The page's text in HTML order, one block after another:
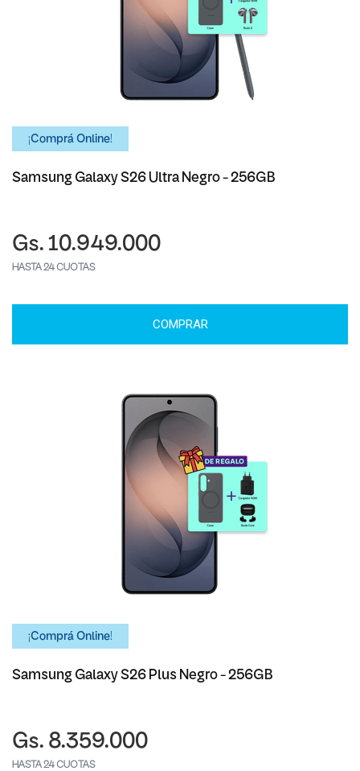
¡Comprá Online!
Samsung Galaxy S26 Ultra Negro - 256GB
Gs. 10.949.000
HASTA 24 CUOTAS
COMPRAR
¡Comprá Online!
Samsung Galaxy S26 Plus Negro - 256GB
Gs. 8.359.000
HASTA 24 CUOTAS